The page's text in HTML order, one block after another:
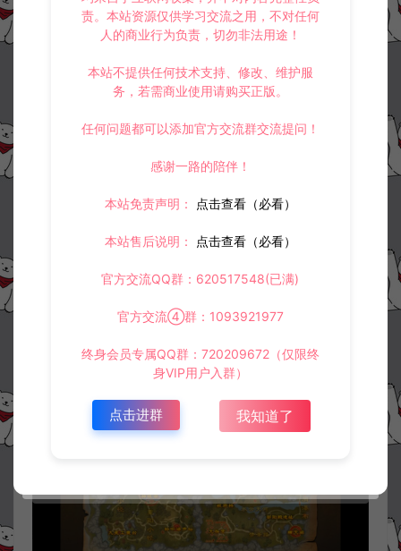
责。本站资源仅供学习交流之用，不对任何
人的商业行为负责，切勿非法用途！
本站不提供任何技术支持、修改、维护服
务，若需商业使用请购买正版。
任何问题都可以添加官方交流群交流提问！
感谢一路的陪伴！
本站免责声明： 点击查看（必看）
本站售后说明： 点击查看（必看）
官方交流QQ群：620517548(已满)
官方交流④群：1093921977
终身会员专属QQ群：720209672（仅限终
身VIP用户入群）
点击进群 我知道了